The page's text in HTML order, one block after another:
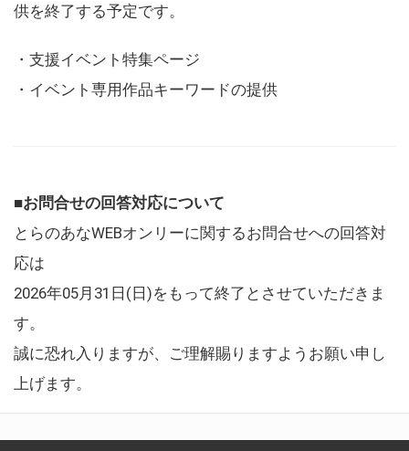
供を終了する予定です。
・支援イベント特集ページ
・イベント専用作品キーワードの提供
■お問合せの回答対応について
とらのあなWEBオンリーに関するお問合せへの回答対
応は
2026年05月31日(日)をもって終了とさせていただきま
す。
誠に恐れ入りますが、ご理解賜りますようお願い申し
上げます。